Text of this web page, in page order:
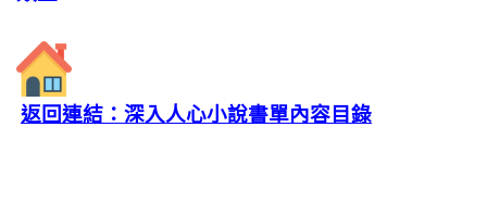
返回連結：深入人心小說書單內容目錄